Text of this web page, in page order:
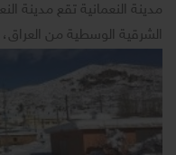
مدينة النعمانية تقع مدينة
الشرقية الوسطية من